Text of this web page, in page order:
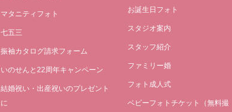
マタニティフォト
七五三
振袖カタログ請求フォーム
いのせんと22周年キャンペーン
結婚祝い・出産祝いのプレゼント
に
お誕生日フォト
スタジオ案内
スタッフ紹介
ファミリー婚
フォト成人式
ベビーフォトチケット（無料撮